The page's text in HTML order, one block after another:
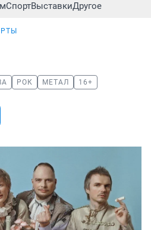
СпортВыставкиДругое
РОК МЕТАЛ 16+